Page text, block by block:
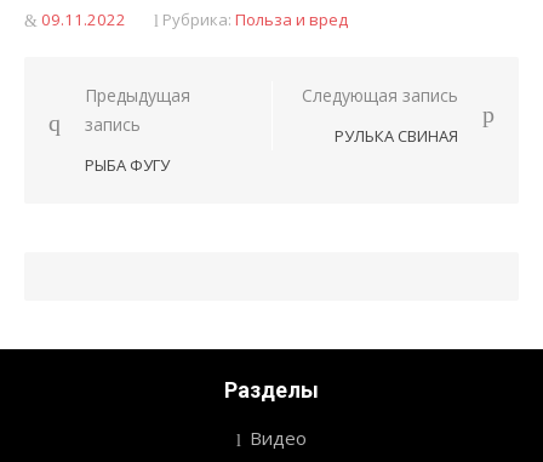
Опубликовано
09.11.2022 Рубрика: Польза и вред
Навигация
Предыдущая
запись
РЫБА ФУГУ
Следующая запись
РУЛЬКА СВИНАЯ
Разделы
Видео